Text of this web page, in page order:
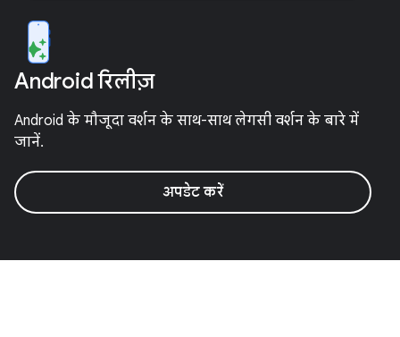
Android रिलीज़
Android के मौजूदा वर्शन के साथ-साथ लेगसी वर्शन के बारे में
जानें.
अपडेट करें